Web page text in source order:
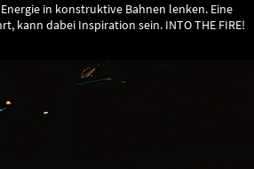
in konstruktive Bahnen lenken. Eine
kann dabei Inspiration sein. INTO THE FIRE!